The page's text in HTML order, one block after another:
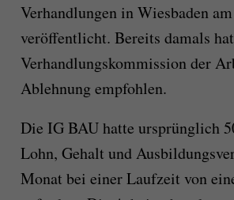
Verhandlungen in Wiesbaden
veröffentlicht. Bereits damals
Verhandlungskommission der
Ablehnung empfohlen.
Die IG BAU hatte ursprünglich
Lohn, Gehalt und
Monat bei einer Laufzeit von